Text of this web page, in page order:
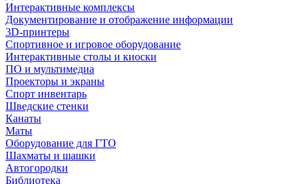
Интерактивные комплексы
Документирование и отображение информации
3D-принтеры
Спортивное и игровое оборудование
Интерактивные столы и киоски
ПО и мультимедиа
Проекторы и экраны
Спорт инвентарь
Шведские стенки
Канаты
Маты
Оборудование для ГТО
Шахматы и шашки
Автогородки
Библиотека